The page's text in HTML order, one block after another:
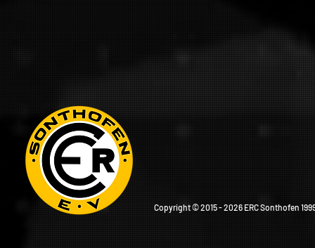
Copyright © 2015 - 2026 ERC Sonthofen